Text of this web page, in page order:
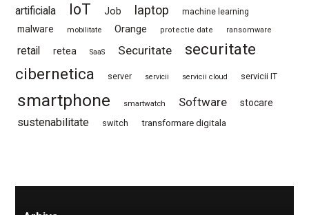
artificiala
IoT Job laptop machine learning
malware mobilitate Orange protectie date ransomware
retail retea SaaS Securitate
securitate
cibernetica
server servicii servicii cloud servicii IT
smartphone smartwatch Software stocare
sustenabilitate switch transformare digitala